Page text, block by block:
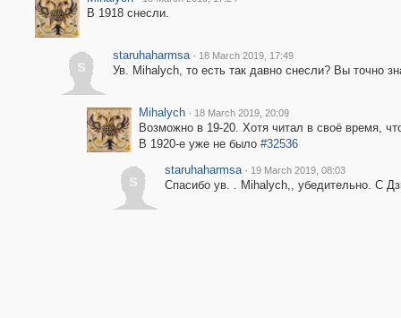
В 1918 снесли.
s
staruhaharmsa · 18 March 2019, 17:49
Ув. Mihalych, то есть так давно снесли? Вы точно
Mihalych · 18 March 2019, 20:09
Возможно в 19-20. Хотя читал в своё время,
В 1920-е уже не было #32536
s
staruhaharmsa · 19 March 2019, 08:03
Спасибо ув. . Mihalych,, убедительно. С